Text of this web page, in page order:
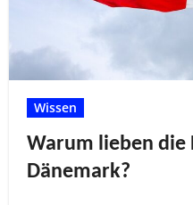
Wissen
Warum lieben die
Dänemark?